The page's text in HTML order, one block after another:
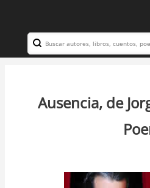
contenido
principal
Navegación
Search
Ausencia, de